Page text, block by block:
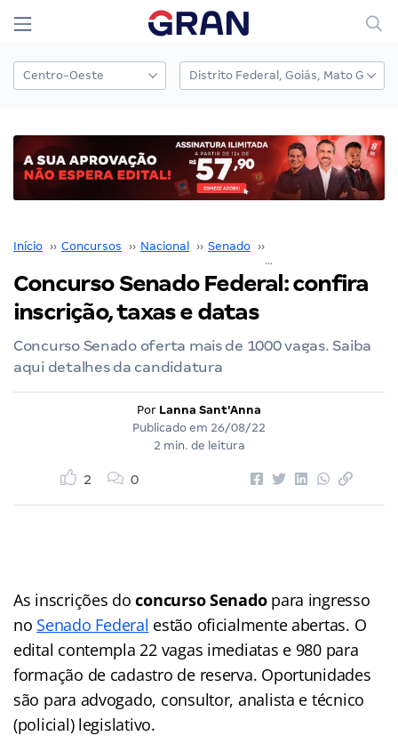
Início ›› Concursos ›› Nacional ›› Senado ››
Concurso Senado Federal: confira
inscrição, taxas e datas
Concurso Senado oferta mais de 1000 vagas. Saiba
aqui detalhes da candidatura
Por Lanna Sant'Anna
Publicado em 26/08/22
2 min. de leitura
2 0
As inscrições doconcurso Senadopara ingresso
no Senado Federal estão oficialmente abertas. O
edital contempla 22 vagas imediatas e 980 para
formação de cadastro de reserva. Oportunidades
são para advogado, consultor, analista e técnico
(policial) legislativo.